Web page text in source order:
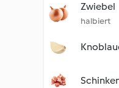
Zwiebel
halbiert